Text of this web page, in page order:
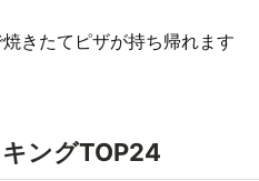
きたてピザが持ち帰れます
ングTOP24